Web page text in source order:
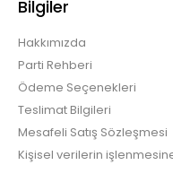
Bilgiler
Hakkımızda
Parti Rehberi
Ödeme Seçenekleri
Teslimat Bilgileri
Mesafeli Satış Sözleşmesi
Kişisel verilerin